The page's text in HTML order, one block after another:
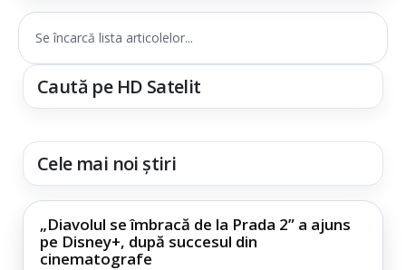
Se încarcă lista articolelor...
Caută pe HD Satelit
Cele mai noi știri
„Diavolul se îmbracă de la Prada 2” a ajuns
pe Disney+, după succesul din
cinematografe